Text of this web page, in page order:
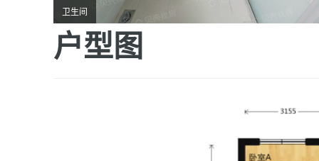
卫生间
户型图